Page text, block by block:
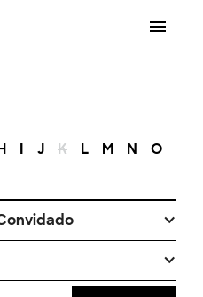
I J K L M N O